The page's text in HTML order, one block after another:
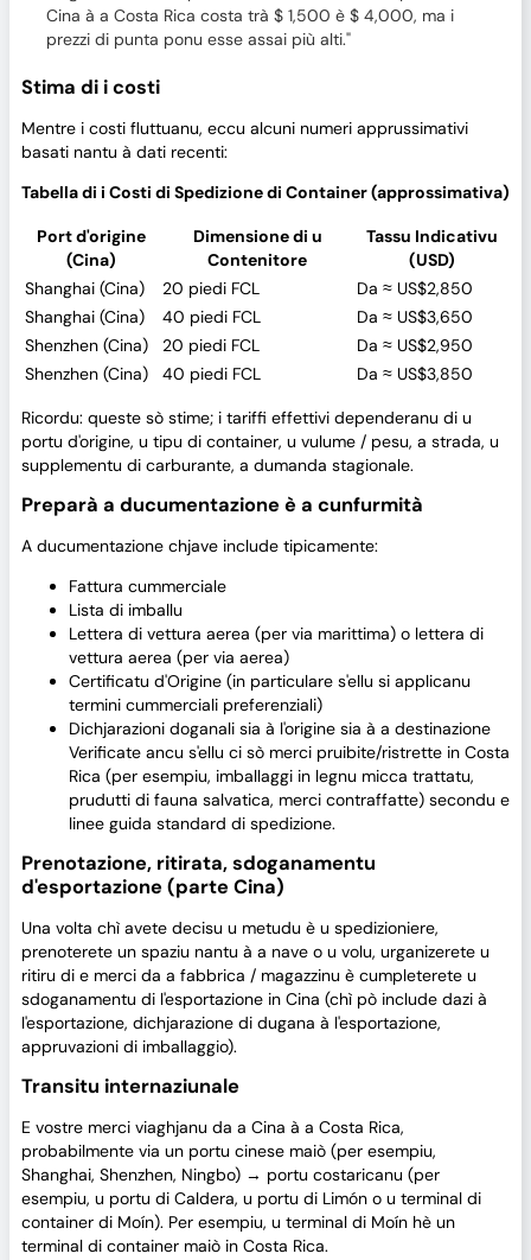
Cina à a Costa Rica costa trà $ 1,500 è $ 4,000, ma i
prezzi di punta ponu esse assai più alti."
Stima di i costi
Mentre i costi fluttuanu, eccu alcuni numeri apprussimativi
basati nantu à dati recenti:
Tabella di i Costi di Spedizione di Container (approssimativa)
Port d'origine
(Cina)
Dimensione di u
Contenitore
Tassu Indicativu
(USD)
Shanghai (Cina)
20 piedi FCL
Da ≈ US$2,850
Shanghai (Cina)
40 piedi FCL
Da ≈ US$3,650
Shenzhen (Cina)
20 piedi FCL
Da ≈ US$2,950
Shenzhen (Cina)
40 piedi FCL Da ≈ US$3,850
Ricordu: queste sò stime; i tariffi effettivi dependeranu di u
portu d'origine, u tipu di container, u vulume / pesu, a strada, u
supplementu di carburante, a dumanda stagionale.
Preparà a ducumentazione è a cunfurmità
A ducumentazione chjave include tipicamente:
Fattura cummerciale
Lista di imballu
Lettera di vettura aerea (per via marittima) o lettera di
vettura aerea (per via aerea)
Certificatu d'Origine (in particulare s'ellu si applicanu
termini cummerciali preferenziali)
Dichjarazioni doganali sia à l'origine sia à a destinazione
Verificate ancu s'ellu ci sò merci pruibite/ristrette in Costa
Rica (per esempiu, imballaggi in legnu micca trattatu,
prudutti di fauna salvatica, merci contraffatte) secondu e
linee guida standard di spedizione.
Prenotazione, ritirata, sdoganamentu
d'esportazione (parte Cina)
Una volta chì avete decisu u metudu è u spedizioniere,
prenoterete un spaziu nantu à a nave o u volu, urganizerete u
ritiru di e merci da a fabbrica / magazzinu è cumpleterete u
sdoganamentu di l'esportazione in Cina (chì pò include dazi à
l'esportazione, dichjarazione di dugana à l'esportazione,
appruvazioni di imballaggio).
Transitu internaziunale
E vostre merci viaghjanu da a Cina à a Costa Rica,
probabilmente via un portu cinese maiò (per esempiu,
Shanghai, Shenzhen, Ningbo) → portu costaricanu (per
esempiu, u portu di Caldera, u portu di Limón o u terminal di
container di Moín). Per esempiu, u terminal di Moín hè un
terminal di container maiò in Costa Rica.